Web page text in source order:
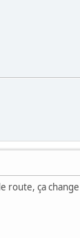
route, ça change